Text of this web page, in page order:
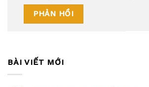
BÀI VIẾT MỚI